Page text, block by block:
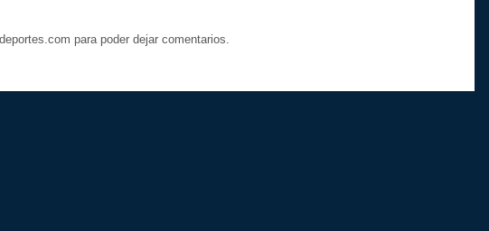
para poder dejar comentarios.